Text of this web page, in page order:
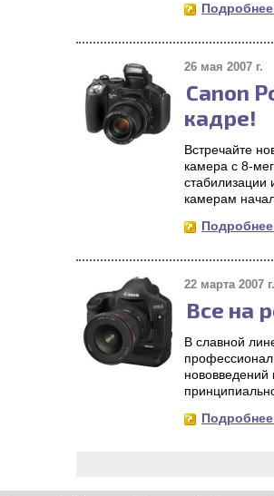
26 мая 2007 г.
Canon
кадре!
Встречайте
камера с 8-
стабилизации
камерам
22 марта 2007 г.
Все на
В славной
нововведений